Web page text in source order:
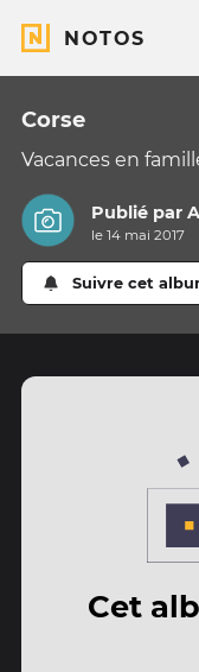
NOTOS
Corse
Vacances en
Publié par
le 14 mai 2017
Suivre cet
Cet